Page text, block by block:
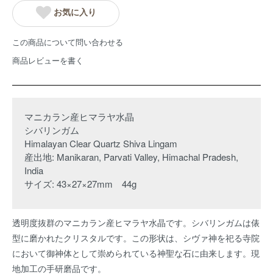
お気に入り
この商品について問い合わせる
商品レビューを書く
マニカラン産ヒマラヤ水晶
シバリンガム
Himalayan Clear Quartz Shiva Lingam
産出地: Manikaran, Parvati Valley, Himachal Pradesh,
India
サイズ: 43×27×27mm 44g
透明度抜群のマニカラン産ヒマラヤ水晶です。シバリンガムは俵
型に磨かれたクリスタルです。この形状は、シヴァ神を祀る寺院
において御神体として崇められている神聖な石に由来します。現
地加工の手研磨品です。